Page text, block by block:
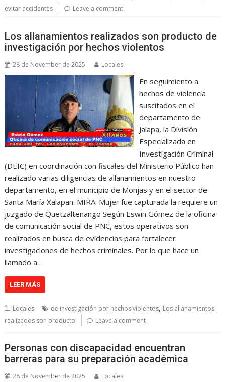
evitar accidentes
Leave a comment
Los allanamientos realizados son producto de
investigación por hechos violentos
28 de November de 2025 Locales
En seguimiento a
hechos de violencia
suscitados en el
departamento de
Jalapa, la División
Especializada en
Investigación Criminal
(DEIC) en coordinación con fiscales del Ministerio Público han
realizado varias diligencias de allanamientos en nuestro
departamento, en el municipio de Monjas y en el sector de
Santa María Xalapan. MIRA: Mujer fue capturada la requiere un
juzgado de Quetzaltenango Según Eswin Gómez de la oficina
de comunicación social de PNC, estos operativos son
realizados en busca de evidencias para fortalecer
investigaciones de hechos criminales. Por lo que hace un
llamado a…
LEER MÁS
Locales de investigación por hechos violentos, Los allanamientos
realizados son producto
Leave a comment
Personas con discapacidad encuentran
barreras para su preparación académica
28 de November de 2025 Locales